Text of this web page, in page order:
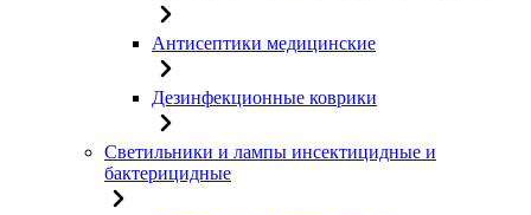
Антисептики медицинские
Дезинфекционные коврики
Светильники и лампы инсектицидные и
бактерицидные